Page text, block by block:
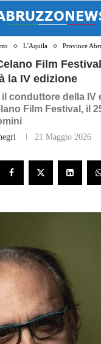
L'Aquila Province
Film
la IV edizione
il conduttore della IV
Film Festival, il
21 Maggio 2026